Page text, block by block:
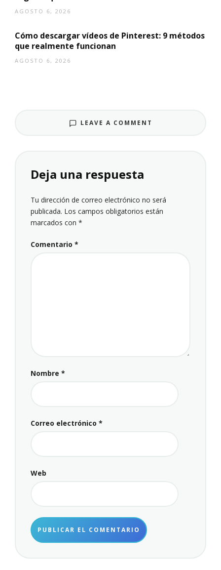
AGOSTO 6, 2026
Cómo descargar vídeos de Pinterest: 9 métodos
que realmente funcionan
AGOSTO 6, 2026
LEAVE A COMMENT
Deja una respuesta
Tu dirección de correo electrónico no será
publicada. Los campos obligatorios están
marcados con *
Comentario *
Nombre *
Correo electrónico *
Web